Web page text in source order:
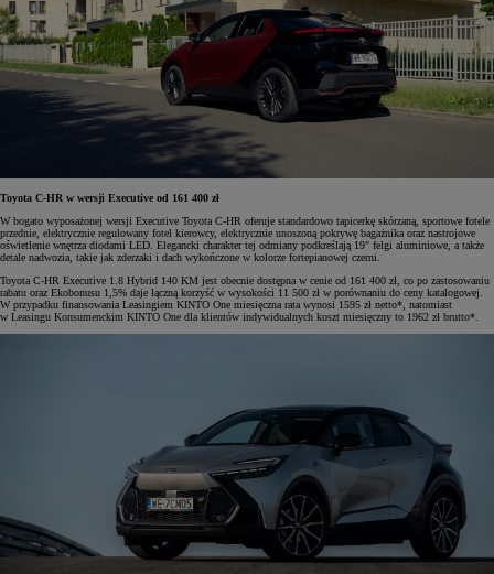
Toyota C-HR w wersji Executive od 161 400 zł
W bogato wyposażonej wersji Executive Toyota C-HR oferuje standardowo tapicerkę skórzaną, sportowe fotele
przednie, elektrycznie regulowany fotel kierowcy, elektrycznie unoszoną pokrywę bagażnika oraz nastrojowe
oświetlenie wnętrza diodami LED. Elegancki charakter tej odmiany podkreślają 19" felgi aluminiowe, a także
detale nadwozia, takie jak zderzaki i dach wykończone w kolorze fortepianowej czerni.
Toyota C-HR Executive 1.8 Hybrid 140 KM jest obecnie dostępna w cenie od 161 400 zł, co po zastosowaniu
rabatu oraz Ekobonusu 1,5% daje łączną korzyść w wysokości 11 500 zł w porównaniu do ceny katalogowej.
W przypadku finansowania Leasingiem KINTO One miesięczna rata wynosi 1595 zł netto*, natomiast
w Leasingu Konsumenckim KINTO One dla klientów indywidualnych koszt miesięczny to 1962 zł brutto*.